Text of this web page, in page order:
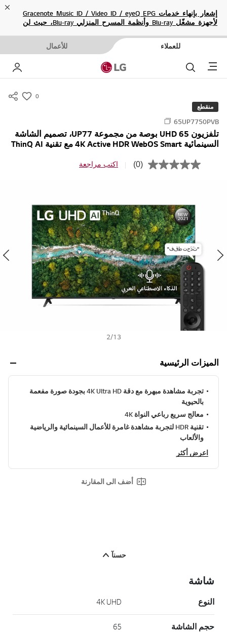
إشعار بإنهاء خدمات Gracenote Music ID / Video ID / eyeQ EPG
لأجهزة مشغّل Blu-ray وأنظمة المسرح المنزلي Blu-ray، حيث لن
للعملاء للأعمال
Menu
0
m
i
s
h
منقطع
65UP7750PVB
تلفزيون UHD 65 بوصة من مجموعة UP77، تصميم الشاشة
السينمائية 4K Active HDR WebOS Smart مع تقنية ThinQ AI
ب
ت
ص
ن
ي
ف
ر
ا
ب
ط
ف
س
ا
ل
ة
(0) اكتب مراجعة
2/13
الميزات الرئيسية
تجربة مشاهدة مبهرة مع دقة 4K Ultra HD بجودة صورة مفعمة
بالحيوية
معالج سريع رباعي النواة 4K
تقنية HDR لتجربة مشاهدة غامرة للأعمال السينمائية والرياضية
والألعاب
اعرض أكثر
أضف الى المقارنة
حسنآ
شاشة
النوع 4K UHD
حجم الشاشة 65